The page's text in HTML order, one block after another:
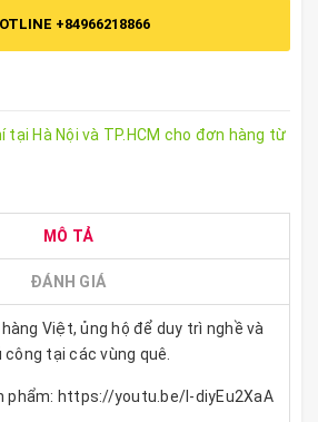
+84966218866
tại Hà Nội và TP.HCM cho đơn hàng từ
MÔ TẢ
ĐÁNH GIÁ
Việt, ủng hộ để duy trì nghề và
tại các vùng quê.
phẩm: https://youtu.be/I-diyEu2XaA